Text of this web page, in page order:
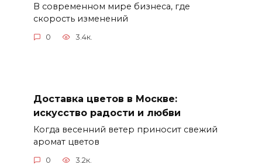
В современном мире бизнеса, где
скорость изменений
0 3.4к.
Доставка цветов в Москве:
искусство радости и любви
Когда весенний ветер приносит свежий
аромат цветов
0 3.2к.